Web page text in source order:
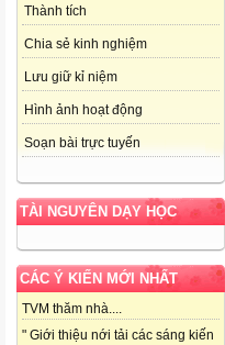
Thành tích
Chia sẻ kinh nghiệm
Lưu giữ kỉ niệm
Hình ảnh hoạt động
Soạn bài trực tuyến
TÀI NGUYÊN DẠY HỌC
CÁC Ý KIẾN MỚI NHẤT
TVM thăm nhà....
" Giới thiệu nới tải các sáng kiến